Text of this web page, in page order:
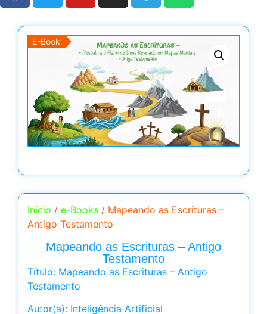
E-Book
Início / e-Books / Mapeando as Escrituras –
Antigo Testamento
Mapeando as Escrituras – Antigo
Testamento
Título: Mapeando as Escrituras – Antigo
Testamento
Autor(a): Inteligência Artificial